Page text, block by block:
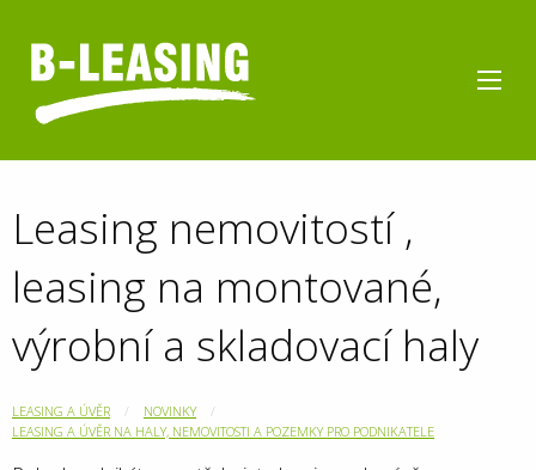
Leasing nemovitostí ,
leasing na montované,
výrobní a skladovací haly
LEASING A ÚVĚR
NOVINKY
LEASING A ÚVĚR NA HALY, NEMOVITOSTI A POZEMKY PRO PODNIKATELE